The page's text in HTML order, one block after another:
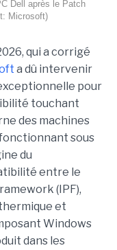
Dell après le Patch
Microsoft)
qui a corrigé
a dû intervenir
e pour
touchant
des machines
sous
du
entre le
(IPF),
et
Windows
dans les